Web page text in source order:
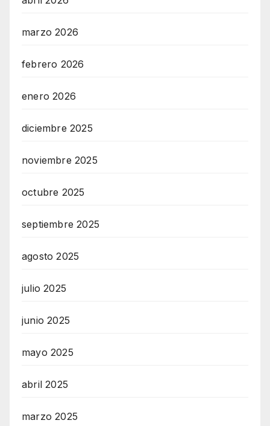
marzo 2026
febrero 2026
enero 2026
diciembre 2025
noviembre 2025
octubre 2025
septiembre 2025
agosto 2025
julio 2025
junio 2025
mayo 2025
abril 2025
marzo 2025